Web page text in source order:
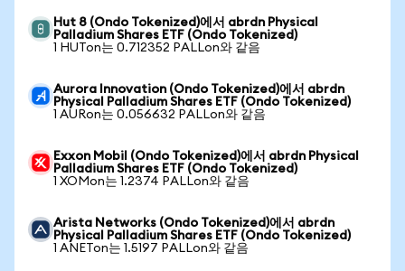
Hut 8 (Ondo Tokenized)에서 abrdn Physical
Palladium Shares ETF (Ondo Tokenized)
1 HUTon는 0.712352 PALLon와 같음
Aurora Innovation (Ondo Tokenized)에서 abrdn
Physical Palladium Shares ETF (Ondo Tokenized)
1 AURon는 0.056632 PALLon와 같음
Exxon Mobil (Ondo Tokenized)에서 abrdn Physical
Palladium Shares ETF (Ondo Tokenized)
1 XOMon는 1.2374 PALLon와 같음
Arista Networks (Ondo Tokenized)에서 abrdn
Physical Palladium Shares ETF (Ondo Tokenized)
1 ANETon는 1.5197 PALLon와 같음